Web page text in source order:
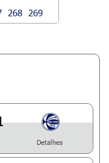
268 269
Detalhes